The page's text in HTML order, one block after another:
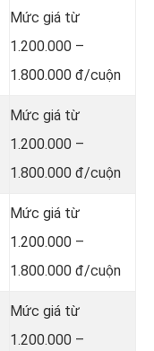
Mức giá từ
1.200.000 –
1.800.000 đ/cuộn
Mức giá từ
1.200.000 –
1.800.000 đ/cuộn
Mức giá từ
1.200.000 –
1.800.000 đ/cuộn
Mức giá từ
1.200.000 –